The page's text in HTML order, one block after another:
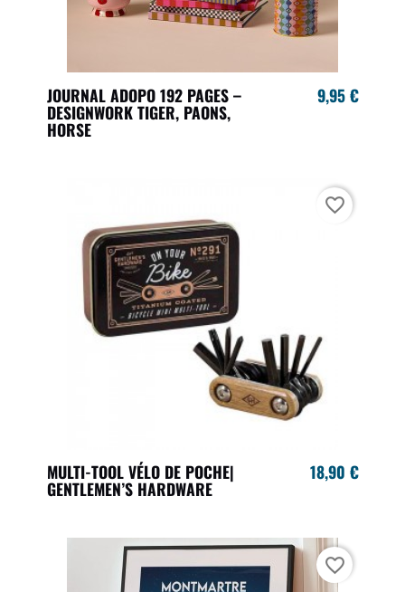
JOURNAL ADOPO 192 PAGES –
DESIGNWORK TIGER, PAONS,
HORSE
9,95 €
MULTI-TOOL VÉLO DE POCHE|
GENTLEMEN’S HARDWARE
18,90 €
favorite_border
favorite_border